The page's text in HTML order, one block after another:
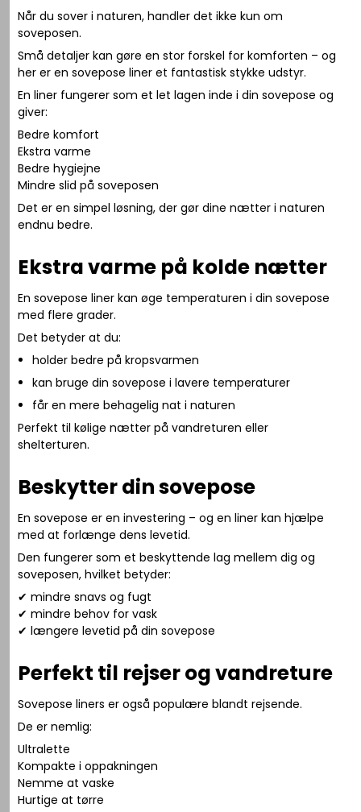
Når du sover i naturen, handler det ikke kun om
soveposen.
Små detaljer kan gøre en stor forskel for komforten – og
her er en sovepose liner et fantastisk stykke udstyr.
En liner fungerer som et let lagen inde i din sovepose og
giver:
Bedre komfort
Ekstra varme
Bedre hygiejne
Mindre slid på soveposen
Det er en simpel løsning, der gør dine nætter i naturen
endnu bedre.
Ekstra varme på kolde nætter
En sovepose liner kan øge temperaturen i din sovepose
med flere grader.
Det betyder at du:
holder bedre på kropsvarmen
kan bruge din sovepose i lavere temperaturer
får en mere behagelig nat i naturen
Perfekt til kølige nætter på vandreturen eller
shelterturen.
Beskytter din sovepose
En sovepose er en investering – og en liner kan hjælpe
med at forlænge dens levetid.
Den fungerer som et beskyttende lag mellem dig og
soveposen, hvilket betyder:
✔ mindre snavs og fugt
✔ mindre behov for vask
✔ længere levetid på din sovepose
Perfekt til rejser og vandreture
Sovepose liners er også populære blandt rejsende.
De er nemlig:
Ultralette
Kompakte i oppakningen
Nemme at vaske
Hurtige at tørre